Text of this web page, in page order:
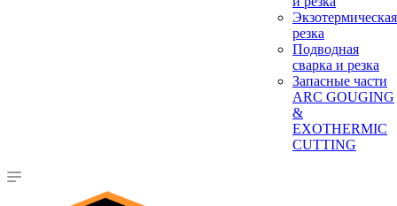
Экзотермическая
резка
Подводная
сварка и резка
Запасные части
ARC GOUGING
&
EXOTHERMIC
CUTTING